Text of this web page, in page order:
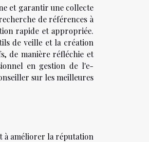
et garantir une collecte
de références à
rapide et appropriée.
de veille et la création
de manière réfléchie et
en gestion de l'e-
sur les meilleures
améliorer la réputation